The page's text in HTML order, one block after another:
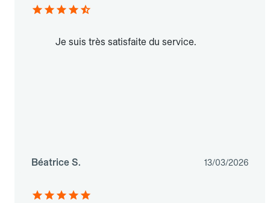
Je suis très satisfaite du service.
Béatrice S. 13/03/2026